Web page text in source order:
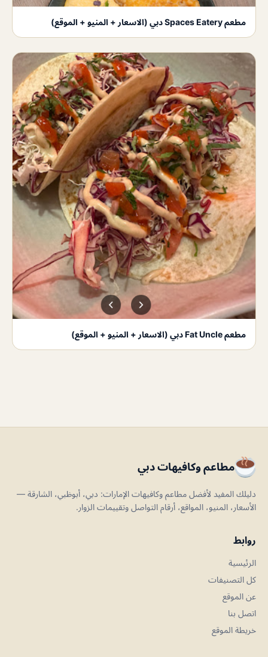
مطعم Spaces Eatery دبي (الاسعار + المنيو + الموقع)
مطعم Fat Uncle دبي (الاسعار + المنيو + الموقع)
مطاعم وكافيهات دبي
دليلك المفيد لأفضل مطاعم وكافيهات الإمارات: دبي، أبوظبي، الشارقة —
الأسعار، المنيو، المواقع، أرقام التواصل وتقييمات الزوار.
روابط
الرئيسية
كل التصنيفات
عن الموقع
اتصل بنا
خريطة الموقع